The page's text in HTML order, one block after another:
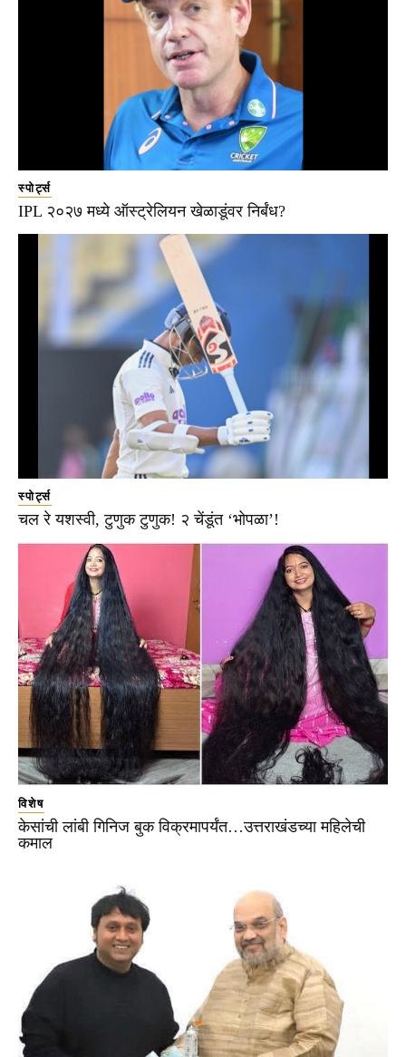
स्पोर्ट्स
IPL २०२७ मध्ये ऑस्ट्रेलियन खेळाडूंवर निर्बंध?
स्पोर्ट्स
चल रे यशस्वी, टुणुक टुणुक! २ चेंडूंत ‘भोपळा’!
विशेष
केसांची लांबी गिनिज बुक विक्रमापर्यंत…उत्तराखंडच्या महिलेची
कमाल